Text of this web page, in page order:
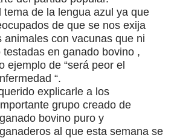
tema de la lengua azul ya que
de que se nos exija
animales con vacunas que ni
en ganado bovino ,
ejemplo de “será peor el
“.
explicarle a los
grupo creado de
bovino puro y
al que esta semana se